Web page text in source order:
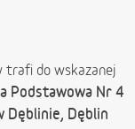
trafi do wskazanej
Podstawowa Nr 4
Dęblinie, Dęblin